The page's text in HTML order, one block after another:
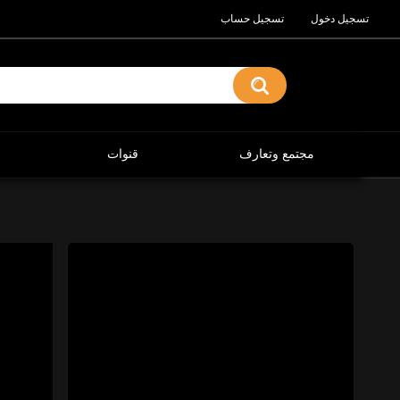
تسجيل حساب تسجيل دخول
قنوات مجتمع وتعارف